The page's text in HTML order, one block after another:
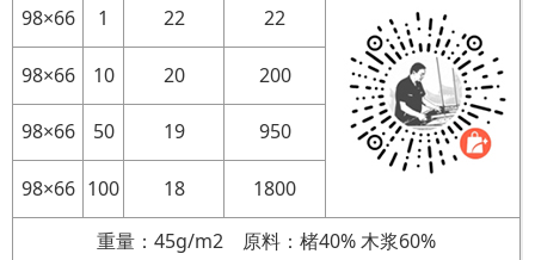
98×66 1 22 22
98×66 10 20 200
98×66 50 19 950
98×66 100 18
1800
重量：45g/m2 原料：楮40% 木浆60%